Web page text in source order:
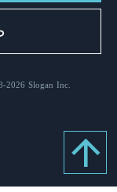
2026 Slogan Inc.